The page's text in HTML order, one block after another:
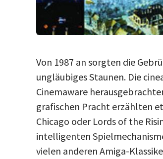
Von 1987 an sorgten die
ungläubiges Staunen. Die
Cinemaware
grafischen Pracht erzählten
Chicago oder Lords of the
intelligenten
vielen anderen Amiga-